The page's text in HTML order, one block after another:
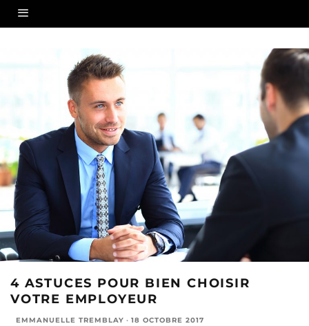
4 ASTUCES POUR BIEN CHOISIR
VOTRE EMPLOYEUR
EMMANUELLE TREMBLAY · 18 OCTOBRE 2017